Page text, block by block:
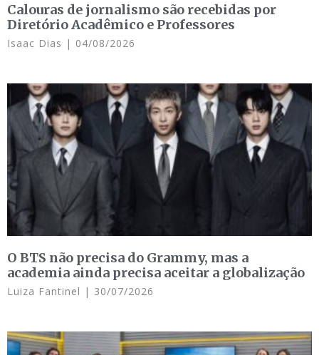
Calouras de jornalismo são recebidas por
Diretório Acadêmico e Professores
Isaac Dias 04/08/2026
O BTS não precisa do Grammy, mas a
academia ainda precisa aceitar a globalização
Luiza Fantinel 30/07/2026